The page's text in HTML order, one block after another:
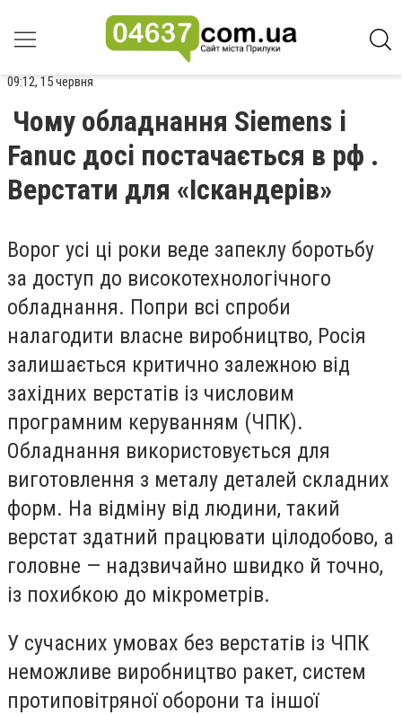
09:12, 15 червня
Чому обладнання Siemens і
Fanuc досі постачається в рф .
Верстати для «Іскандерів»
Ворог усі ці роки веде запеклу боротьбу
за доступ до високотехнологічного
обладнання. Попри всі спроби
налагодити власне виробництво, Росія
залишається критично залежною від
західних верстатів із числовим
програмним керуванням (ЧПК).
Обладнання використовується для
виготовлення з металу деталей складних
форм. На відміну від людини, такий
верстат здатний працювати цілодобово, а
головне — надзвичайно швидко й точно,
із похибкою до мікрометрів.
У сучасних умовах без верстатів із ЧПК
неможливе виробництво ракет, систем
протиповітряної оборони та іншої